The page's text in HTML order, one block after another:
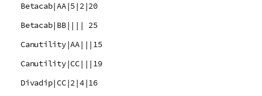
Betacab|AA|5|2|20
Betacab|BB|||| 25
Canutility|AA|||15
Canutility|CC|||19
Divadip|CC|2|4|16